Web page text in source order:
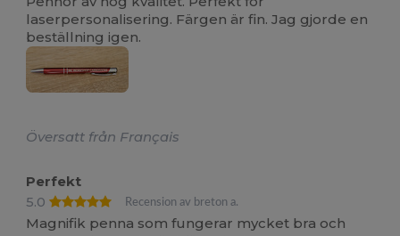
laserpersonalisering. Färgen är fin. Jag gjorde en
beställning igen.
Översatt från Français
Perfekt
5.0
Recension av breton a.
Magnifik penna som fungerar mycket bra och